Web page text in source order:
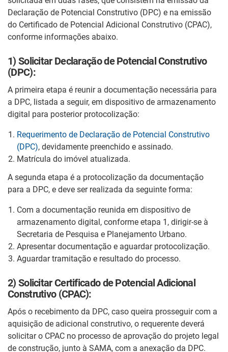
Declaração de Potencial Construtivo (DPC) e na emissão
do Certificado de Potencial Adicional Construtivo (CPAC),
conforme informações abaixo.
1) Solicitar Declaração de Potencial Construtivo
(DPC):
A primeira etapa é reunir a documentação necessária para
a DPC, listada a seguir, em dispositivo de armazenamento
digital para posterior protocolização:
Requerimento de Declaração de Potencial Construtivo
(DPC), devidamente preenchido e assinado.
Matrícula do imóvel atualizada.
A segunda etapa é a protocolização da documentação
para a DPC, e deve ser realizada da seguinte forma:
Com a documentação reunida em dispositivo de
armazenamento digital, conforme etapa 1, dirigir-se à
Secretaria de Pesquisa e Planejamento Urbano.
Apresentar documentação e aguardar protocolização.
Aguardar tramitação e resultado do processo.
2) Solicitar Certificado de Potencial Adicional
Construtivo (CPAC):
Após o recebimento da DPC, caso queira prosseguir com a
aquisição de adicional construtivo, o requerente deverá
solicitar o CPAC no processo de aprovação do projeto legal
de construção, junto à SAMA, com a anexação da DPC.